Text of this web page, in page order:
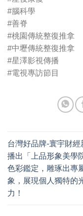
#腦科學
#善脊
#桃園傳統整復推拿
#中壢傳統整復推拿
#星澤影視傳播
#電視專訪節目
台灣好品牌-寰宇財經
播出「上品形象美學
色彩鑑定，雕琢出專
象，展現個人獨特的
力！